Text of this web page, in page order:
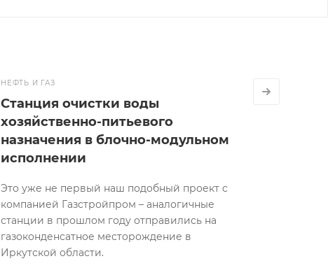
НЕФТЬ И ГАЗ
Станция очистки воды
хозяйственно-питьевого
назначения в блочно-модульном
исполнении
Это уже не первый наш подобный проект с
компанией Газстройпром – аналогичные
станции в прошлом году отправились на
газоконденсатное месторождение в
Иркутской области.